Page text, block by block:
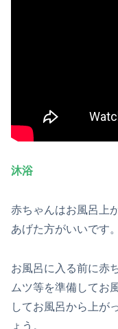
沐浴
赤ちゃんはお風呂上
あげた方がいいです。
お風呂に入る前に赤
ムツ等を準備してお
してお風呂から上が
ょう。